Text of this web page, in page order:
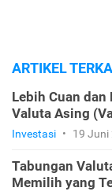
ARTIKEL
Lebih Cuan
Valuta Asing
Investasi • 19 Juni
Tabungan
Memilih yang